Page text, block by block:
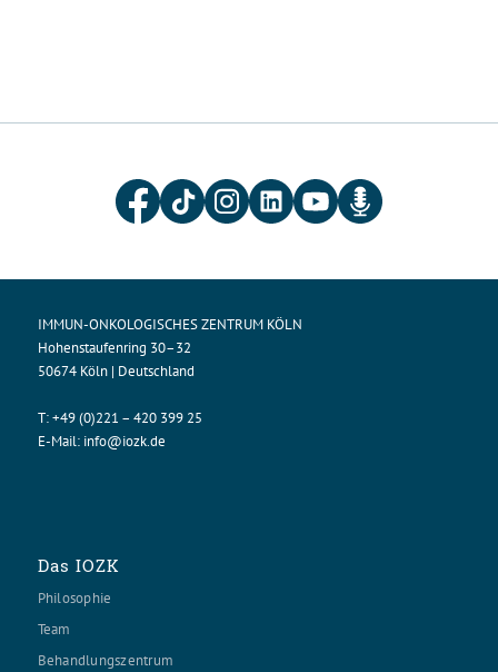
IMMUN-ONKOLOGISCHES ZENTRUM KÖLN
Hohenstaufenring 30–32
50674 Köln | Deutschland
T:+49 (0)221 – 420 399 25
E-Mail: info@iozk.de
Das IOZK
Philosophie
Team
Behandlungszentrum